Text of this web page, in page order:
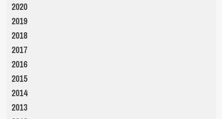
2020
2019
2018
2017
2016
2015
2014
2013